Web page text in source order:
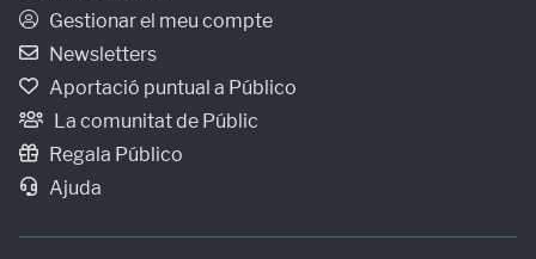
Gestionar el meu compte
Newsletters
Aportació puntual a Público
La comunitat de Públic
Regala Público
Ajuda